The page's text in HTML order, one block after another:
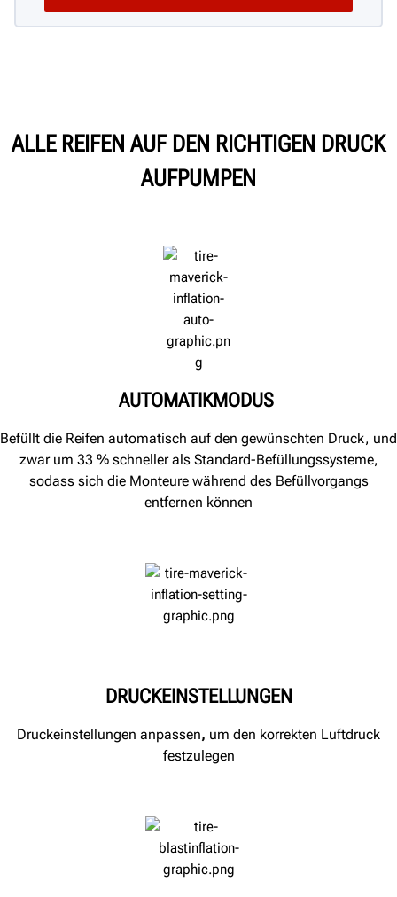
ALLE REIFEN AUF DEN RICHTIGEN DRUCK
AUFPUMPEN
AUTOMATIKMODUS
Befüllt die Reifen automatisch auf den gewünschten Druck, und
zwar um 33 % schneller als Standard-Befüllungssysteme,
sodass sich die Monteure während des Befüllvorgangs
entfernen können
DRUCKEINSTELLUNGEN
Druckeinstellungen anpassen, um den korrekten Luftdruck
festzulegen